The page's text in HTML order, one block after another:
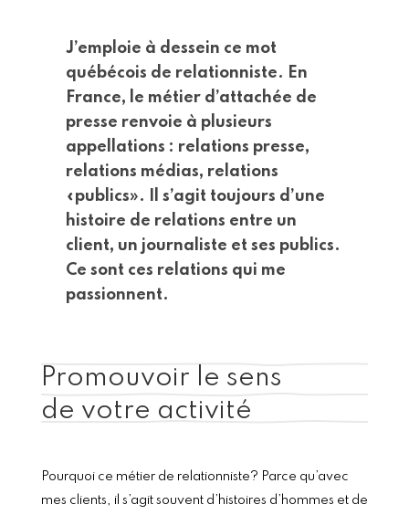
J’emploie à dessein ce mot
québécois de relationniste. En
France, le métier d’attachée de
presse renvoie à plusieurs
appellations : relations presse,
relations médias, relations
«publics». Il s’agit toujours d’une
histoire de relations entre un
client, un journaliste et ses publics.
Ce sont ces relations qui me
passionnent.
Promouvoir le sens
de votre activité
Pourquoi ce métier de relationniste? Parce qu’avec
mes clients, il s’agit souvent d’histoires d’hommes et de